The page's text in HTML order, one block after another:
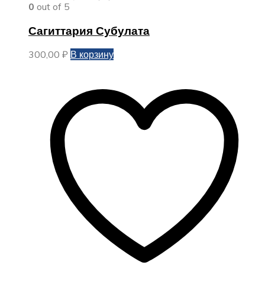
0 out of 5
Сагиттария Субулата
300,00 ₽ В корзину